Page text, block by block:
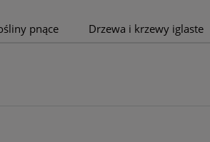
pnące Drzewa i krzewy iglaste